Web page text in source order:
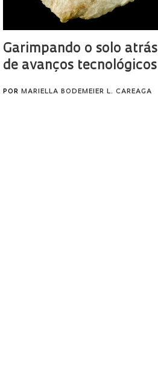
Garimpando o solo atrás
de avanços tecnológicos
POR MARIELLA BODEMEIER L. CAREAGA